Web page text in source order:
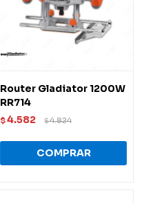
Router Gladiator 1200W
RR714
$4.582 $4.824